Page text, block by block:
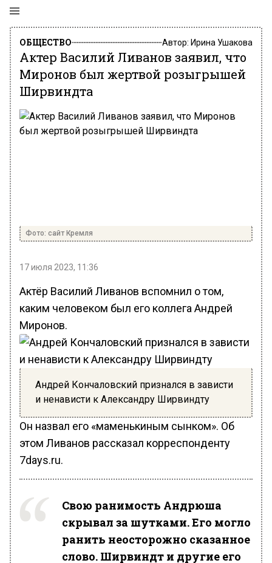
ОБЩЕСТВО Автор: Ирина Ушакова
Актер Василий Ливанов заявил, что
Миронов был жертвой розыгрышей
Ширвиндта
Фото: сайт Кремля
17 июля 2023, 11:36
Актёр Василий Ливанов вспомнил о том,
каким человеком был его коллега Андрей
Миронов.
Андрей Кончаловский признался в зависти
и ненависти к Александру Ширвиндту
Он назвал его «маменькиным сынком». Об
этом Ливанов рассказал корреспонденту
7days.ru.
Свою ранимость Андрюша
скрывал за шутками. Его могло
ранить неосторожно сказанное
слово. Ширвиндт и другие его